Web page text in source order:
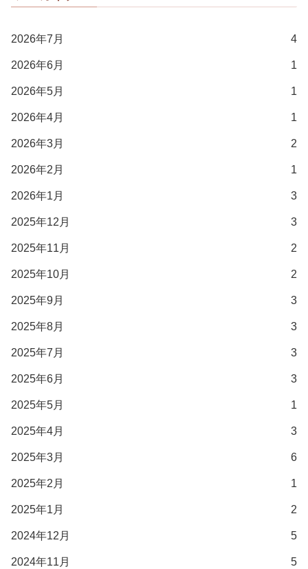
2026年7月 4
2026年6月 1
2026年5月 1
2026年4月 1
2026年3月 2
2026年2月 1
2026年1月 3
2025年12月 3
2025年11月 2
2025年10月 2
2025年9月 3
2025年8月 3
2025年7月 3
2025年6月 3
2025年5月 1
2025年4月 3
2025年3月 6
2025年2月 1
2025年1月 2
2024年12月 5
2024年11月 5